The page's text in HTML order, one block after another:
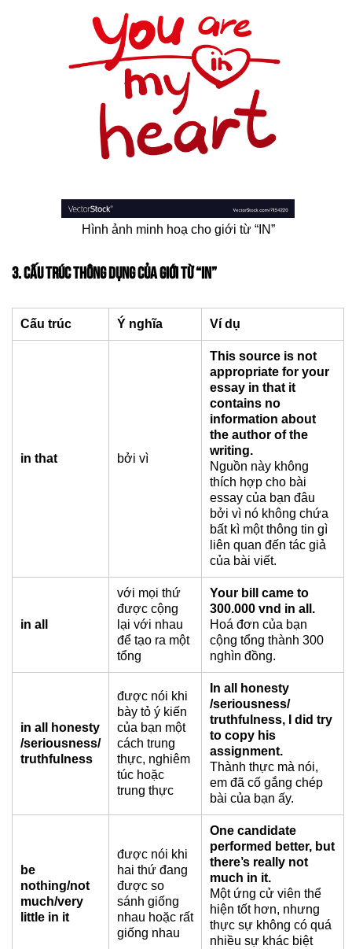
Hình ảnh minh hoạ cho giới từ “IN”
3. CẤU TRÚC THÔNG DỤNG CỦA GIỚI TỪ “IN”
Cấu trúc Ý nghĩa Ví dụ
in that bởi vì
This source is not
appropriate for your
essay in that it
contains no
information about
the author of the
writing.
Nguồn này không
thích hợp cho bài
essay của bạn đâu
bởi vì nó không chứa
bất kì một thông tin gì
liên quan đến tác giả
của bài viết.
in all
với mọi thứ
được cộng
lại với nhau
để tạo ra một
tổng
Your bill came to
300.000 vnd in all.
Hoá đơn của bạn
cộng tổng thành 300
nghìn đồng.
in all honesty
/seriousness/
truthfulness
được nói khi
bày tỏ ý kiến
của bạn một
cách trung
thực, nghiêm
túc hoặc
trung thực
In all honesty
/seriousness/
truthfulness, I did try
to copy his
assignment.
Thành thực mà nói,
em đã cố gắng chép
bài của bạn ấy.
be
nothing/not
much/very
little in it
được nói khi
hai thứ đang
được so
sánh giống
nhau hoặc rất
giống nhau
One candidate
performed better, but
there’s really not
much in it.
Một ứng cử viên thể
hiện tốt hơn, nhưng
thực sự không có quá
nhiều sự khác biệt